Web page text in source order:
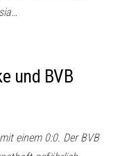
und BVB
einem 0:0. Der BVB